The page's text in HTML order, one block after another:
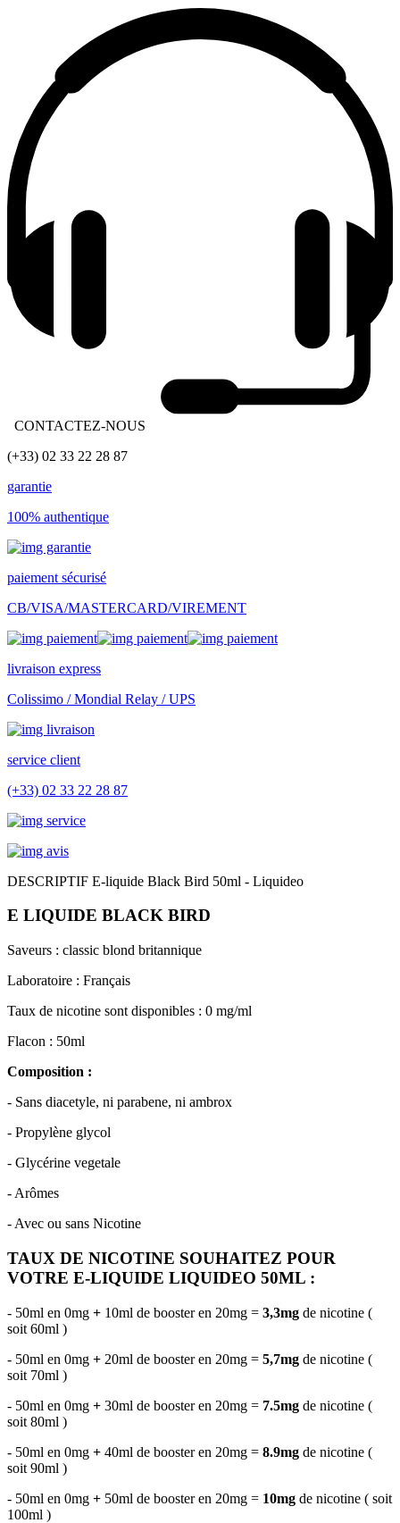
CONTACTEZ-NOUS
(+33) 02 33 22 28 87
garantie
100% authentique
paiement sécurisé
CB/VISA/MASTERCARD/VIREMENT
livraison express
Colissimo / Mondial Relay / UPS
service client
(+33) 02 33 22 28 87
DESCRIPTIF E-liquide Black Bird 50ml - Liquideo
E LIQUIDE BLACK BIRD
Saveurs : classic blond britannique
Laboratoire : Français
Taux de nicotine sont disponibles : 0 mg/ml
Flacon : 50ml
Composition :
- Sans diacetyle, ni parabene, ni ambrox
- Propylène glycol
- Glycérine vegetale
- Arômes
- Avec ou sans Nicotine
TAUX DE NICOTINE SOUHAITEZ POUR
VOTRE E-LIQUIDE LIQUIDEO 50ML :
- 50ml en 0mg + 10ml de booster en 20mg = 3,3mg de nicotine (
soit 60ml )
- 50ml en 0mg + 20ml de booster en 20mg = 5,7mg de nicotine (
soit 70ml )
- 50ml en 0mg + 30ml de booster en 20mg = 7.5mg de nicotine (
soit 80ml )
- 50ml en 0mg + 40ml de booster en 20mg = 8.9mg de nicotine (
soit 90ml )
- 50ml en 0mg + 50ml de booster en 20mg = 10mg de nicotine ( soit
100ml )